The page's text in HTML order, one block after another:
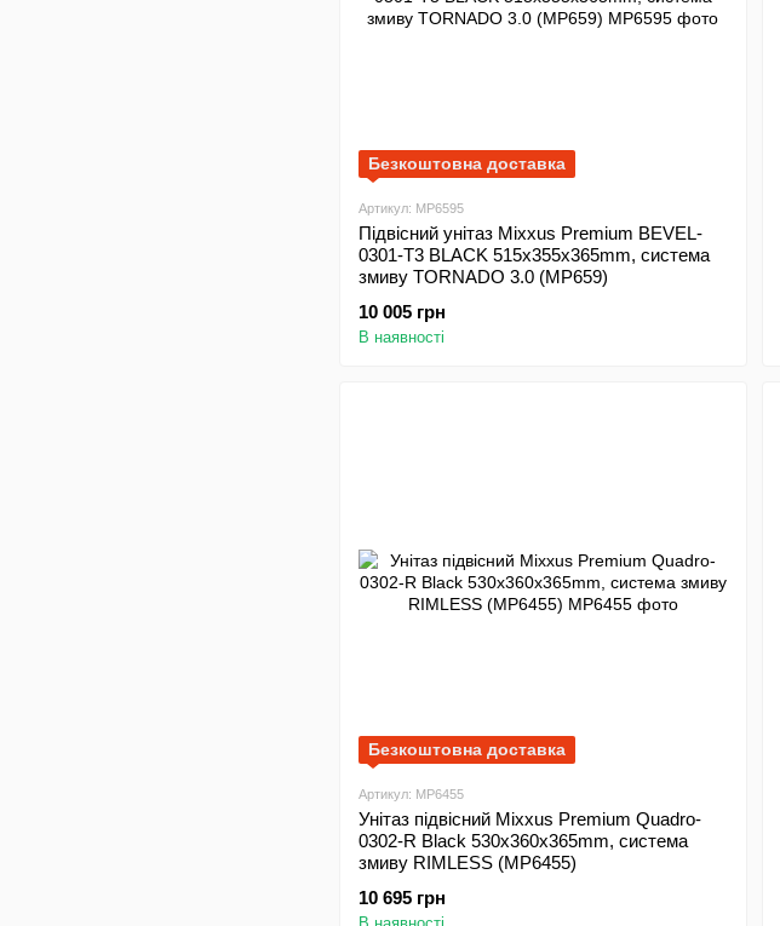
Безкоштовна доставка
Артикул: MP6595
Підвісний унітаз Mixxus Premium BEVEL-
0301-T3 BLACK 515х355х365mm, система
змиву TORNADO 3.0 (MP659)
10 005 грн
В наявності
Безкоштовна доставка
Артикул: MP6455
Унітаз підвісний Mixxus Premium Quadro-
0302-R Black 530x360x365mm, система
змиву RIMLESS (MP6455)
10 695 грн